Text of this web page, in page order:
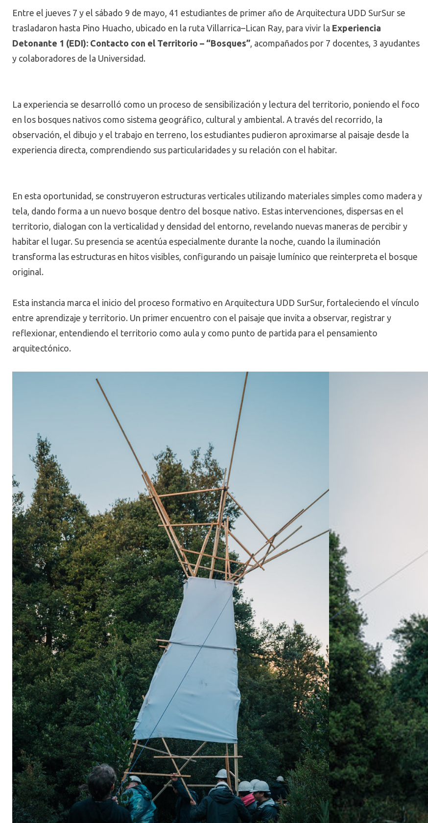
Entre el jueves 7 y el sábado 9 de mayo, 41 estudiantes de primer año de Arquitectura UDD SurSur se
trasladaron hasta Pino Huacho, ubicado en la ruta Villarrica–Lican Ray, para vivir la Experiencia
Detonante 1 (EDI): Contacto con el Territorio – “Bosques”, acompañados por 7 docentes, 3 ayudantes
y colaboradores de la Universidad.
La experiencia se desarrolló como un proceso de sensibilización y lectura del territorio, poniendo el foco
en los bosques nativos como sistema geográfico, cultural y ambiental. A través del recorrido, la
observación, el dibujo y el trabajo en terreno, los estudiantes pudieron aproximarse al paisaje desde la
experiencia directa, comprendiendo sus particularidades y su relación con el habitar.
En esta oportunidad, se construyeron estructuras verticales utilizando materiales simples como madera y
tela, dando forma a un nuevo bosque dentro del bosque nativo. Estas intervenciones, dispersas en el
territorio, dialogan con la verticalidad y densidad del entorno, revelando nuevas maneras de percibir y
habitar el lugar. Su presencia se acentúa especialmente durante la noche, cuando la iluminación
transforma las estructuras en hitos visibles, configurando un paisaje lumínico que reinterpreta el bosque
original.
Esta instancia marca el inicio del proceso formativo en Arquitectura UDD SurSur, fortaleciendo el vínculo
entre aprendizaje y territorio. Un primer encuentro con el paisaje que invita a observar, registrar y
reflexionar, entendiendo el territorio como aula y como punto de partida para el pensamiento
arquitectónico.